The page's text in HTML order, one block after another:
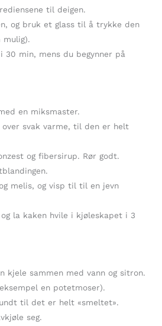
til deigen.
og bruk et glass til å trykke den
mulig).
30 min, mens du begynner på
en miksmaster.
over svak varme, til den er helt
og fibersirup. Rør godt.
melis, og visp til til en jevn
la kaken hvile i kjøleskapet i 3
kjele sammen med vann og sitron.
en potetmoser).
til det er helt «smeltet».
seg.